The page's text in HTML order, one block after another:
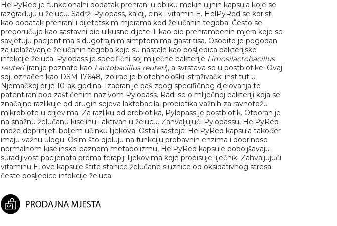
HelPyRed je funkcionalni dodatak prehrani u obliku mekih uljnih kapsula koje se
razgrađuju u želucu. Sadrži Pylopass, kalcij, cink i vitamin E. HelPyRed se koristi
kao dodatak prehrani i dijetetskim mjerama kod želučanih tegoba. Često se
preporučuje kao sastavni dio ulkusne dijete ili kao dio prehrambenih mjera koje se
savjetuju pacijentima s dugotrajnim simptomima gastritisa. Osobito je pogodan
za ublažavanje želučanih tegoba koje su nastale kao posljedica bakterijske
infekcije želuca. Pylopass je specifični soj mliječne bakterije Limosilactobacillus
reuteri(ranije poznate kao Lactobacillus reuteri), a svrstava se u postbiotike. Ovaj
soj, označen kao DSM 17648, izolirao je biotehnološki istraživački institut u
Njemačkoj prije 10-ak godina. Izabran je baš zbog specifičnog djelovanja te
patentiran pod zaštićenim nazivom Pylopass. Radi se o mliječnoj bakteriji koja se
značajno razlikuje od drugih sojeva laktobacila, probiotika važnih za ravnotežu
mikrobiote u crijevima. Za razliku od probiotika, Pylopass je postbiotik. Otporan je
na snažnu želučanu kiselinu i aktivan u želucu. Zahvaljujući Pylopassu, HelPyRed
može doprinijeti boljem učinku lijekova. Ostali sastojci HelPyRed kapsula također
imaju važnu ulogu. Osim što djeluju na funkciju probavnih enzima i doprinose
normalnom kiselinsko-baznom metabolizmu, HelPyRed kapsule poboljšavaju
suradljivost pacijenata prema terapiji lijekovima koje propisuje liječnik. Zahvaljujući
vitaminu E, ove kapsule štite stanice želučane sluznice od oksidativnog stresa,
česte posljedice infekcije želuca.